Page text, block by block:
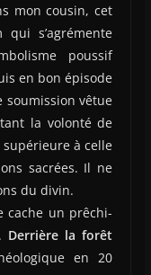
mon cousin, cet
s’agrémente
poussif
en bon épisode
vêtue
la volonté de
à celle
sacrées. Il ne
du divin.
cache un prêchi-
Derrière la forêt
en 20